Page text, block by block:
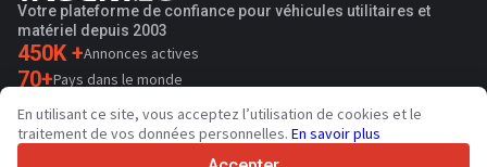
Votre plateforme de confiance pour véhicules utilitaires et
matériel depuis 2003
450K +Annonces actives
70+Pays dans le monde
36 Langues prises en charge
4.7/5
En utilisant ce site, vous acceptez l’utilisation de cookies et le
traitement de vos données personnelles. En savoir plus